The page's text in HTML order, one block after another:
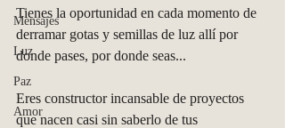
Mensajes
Luz
Paz
Amor
Tienes la oportunidad en cada momento de
derramar gotas y semillas de luz allí por
donde pases, por donde seas...
Eres constructor incansable de proyectos
que nacen casi sin saberlo de tus